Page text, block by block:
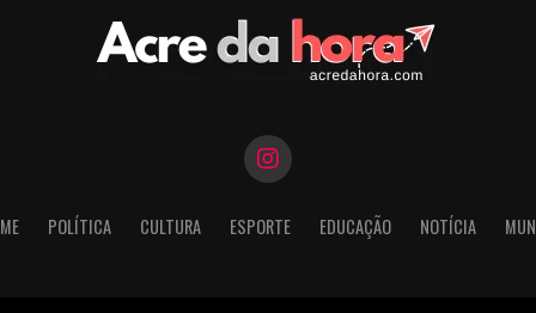
POLÍTICA CULTURA ESPORTE EDUCAÇÃO NOTÍCIA